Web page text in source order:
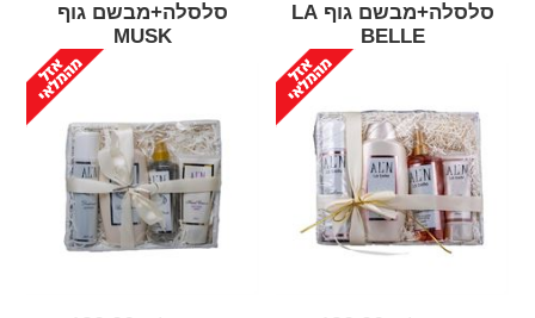
סלסלה+מבשם גוף LA
BELLE
סלסלה+מבשם גוף
MUSK